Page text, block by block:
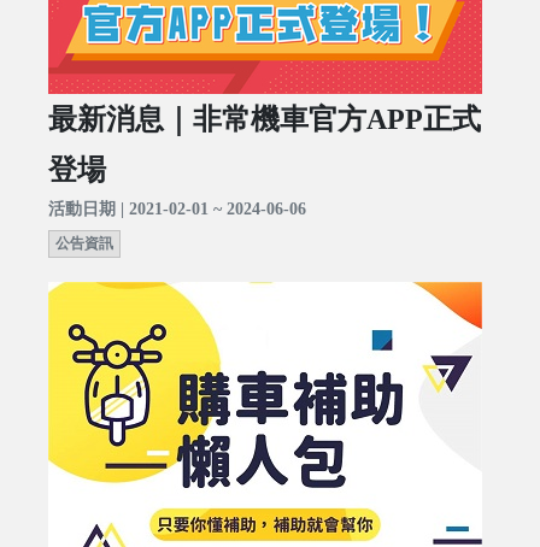
最新消息｜非常機車官方APP正式
登場
活動日期 | 2021-02-01 ~ 2024-06-06
公告資訊